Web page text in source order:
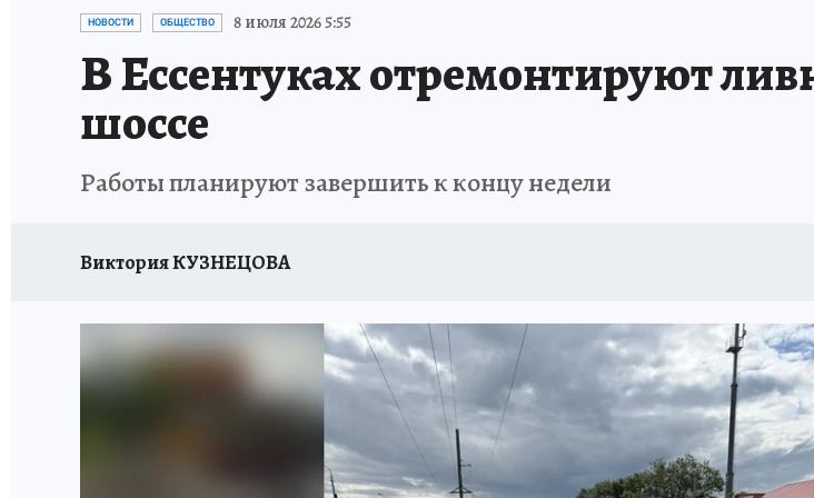
ЗАПОВЕДНАЯ РОССИЯ
НОВОСТИ ОБЩЕСТВО 8 июля 2026 5:55
В Ессентуках отремонтируют
шоссе
Работы планируют завершить к концу недели
Виктория КУЗНЕЦОВА